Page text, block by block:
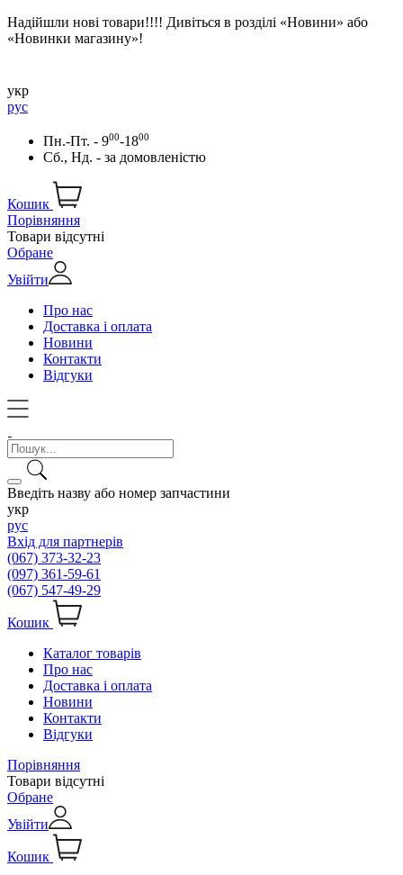
Надійшли нові товари!!!! Дивіться в розділі «Новини» або
«Новинки магазину»!
укр
рус
Пн.-Пт. - 900-1800
Сб., Нд. - за домовленістю
Кошик
Порівняння
Товари відсутні
Обране
Увійти
Про нас
Доставка і оплата
Новини
Контакти
Відгуки
Введіть назву або номер запчастини
укр
рус
Вхід для партнерів
(067) 373-32-23
(097) 361-59-61
(067) 547-49-29
Кошик
Каталог товарів
Про нас
Доставка і оплата
Новини
Контакти
Відгуки
Порівняння
Товари відсутні
Обране
Увійти
Кошик